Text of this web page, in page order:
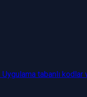
tabanlı kodlar